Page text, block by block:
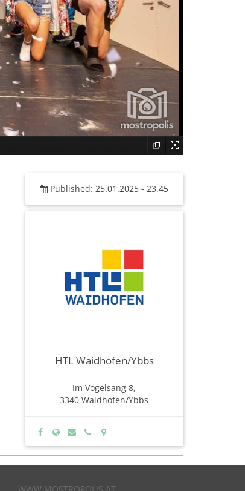
Published: 25.01.2025 - 23.45
HTL Waidhofen/Ybbs
Im Vogelsang 8,
3340 Waidhofen/Ybbs